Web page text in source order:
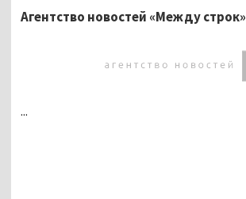
Агентство новостей «Между строк»
...